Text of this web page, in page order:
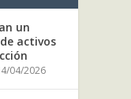
un
activos
04/2026